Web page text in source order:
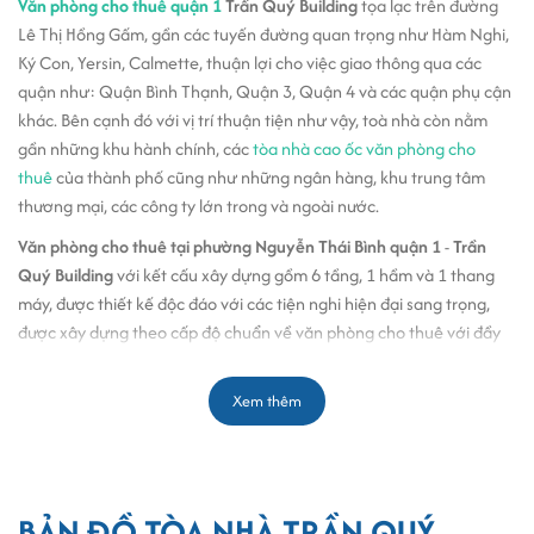
Văn phòng cho thuê quận 1Trần Quý Buildingtọa lạc trên đường
Lê Thị Hồng Gấm, gần các tuyến đường quan trọng như Hàm Nghi,
Ký Con, Yersin, Calmette, thuận lợi cho việc giao thông qua các
quận như: Quận Bình Thạnh, Quận 3, Quận 4 và các quận phụ cận
khác. Bên cạnh đó với vị trí thuận tiện như vậy, toà nhà còn nằm
gần những khu hành chính, cáctòa nhà cao ốc văn phòng cho
thuêcủa thành phố cũng như những ngân hàng, khu trung tâm
thương mại, các công ty lớn trong và ngoài nước.
Văn phòng cho thuê tại phường Nguyễn Thái Bình quận 1-Trần
Quý Buildingvới kết cấu xây dựng gồm 6 tầng, 1 hầm và 1 thang
máy, được thiết kế độc đáo với các tiện nghi hiện đại sang trọng,
được xây dựng theo cấp độ chuẩn về văn phòng cho thuê với đầy
phù hợp về phong thủy cho tất cả các công ty khi thuê văn phòng
tại đây. Bước vào toà nhà, quý khách sẽ cảm thấy sự sang trọng và
Với sự thiết kế chuyên nghiệp hệ thống điện chiếu sáng theo hệ
Xem thêm